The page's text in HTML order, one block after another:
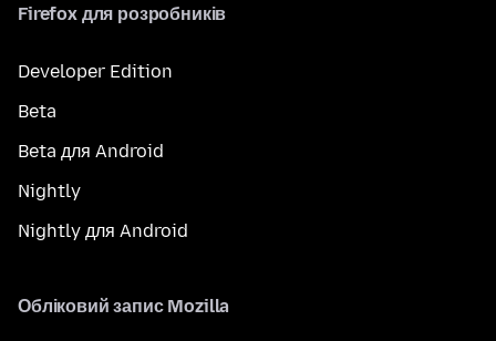
Firefox для розробників
Developer Edition
Beta
Beta для Android
Nightly
Nightly для Android
Обліковий запис Mozilla